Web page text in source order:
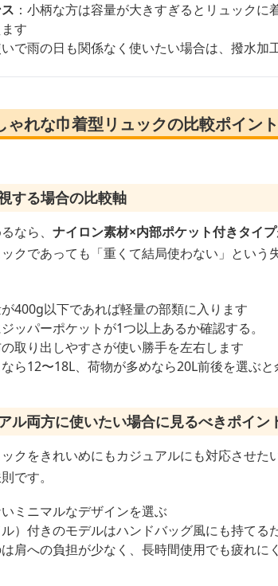
：小柄な方は容量が大きすぎるとリュック
す
いで雨の日も関係なく使いたい場合は、撥水
ゃれな巾着型リュックの比較ポイント
する場合の比較軸
なら、 ナイロン素材×内部ポケット付きタイプ
クであっても「重くて結局使わない」とい
が400g以下であれば軽量の部類に入ります
ジッパーポケットが1つ以上あるか確認する。
取り出しやすさが使い勝手を左右します
なら12〜18L、荷物が多めなら20L前後を選ぶ
ル両方に使いたい場合に見るべきポイン
クをきれいめにもカジュアルにも対応させた
です。
ミニマルなデザインを選ぶ
）付きのモデルはハンドバッグ風にも持てる
肩への負担が少なく、長時間使用でも疲れに